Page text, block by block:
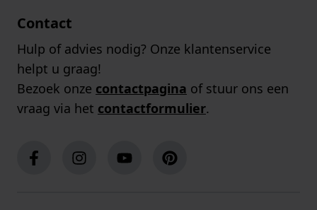
Contact
Hulp of advies nodig? Onze klantenservice
helpt u graag!
Bezoek onze contactpagina of stuur ons een
vraag via het contactformulier.